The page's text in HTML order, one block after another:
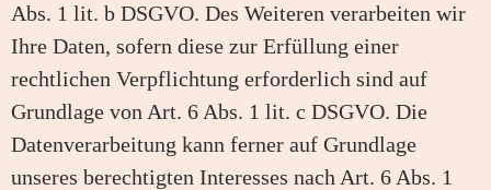
Abs. 1 lit. b DSGVO. Des Weiteren verarbeiten wir
Ihre Daten, sofern diese zur Erfüllung einer
rechtlichen Verpflichtung erforderlich sind auf
Grundlage von Art. 6 Abs. 1 lit. c DSGVO. Die
Datenverarbeitung kann ferner auf Grundlage
unseres berechtigten Interesses nach Art. 6 Abs. 1